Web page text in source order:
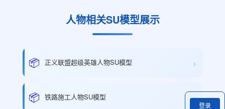
人物相关SU模型展示
📦 正义联盟超级英雄人物SU模型 ›
📦 铁路施工人物SU模型 ›
登录